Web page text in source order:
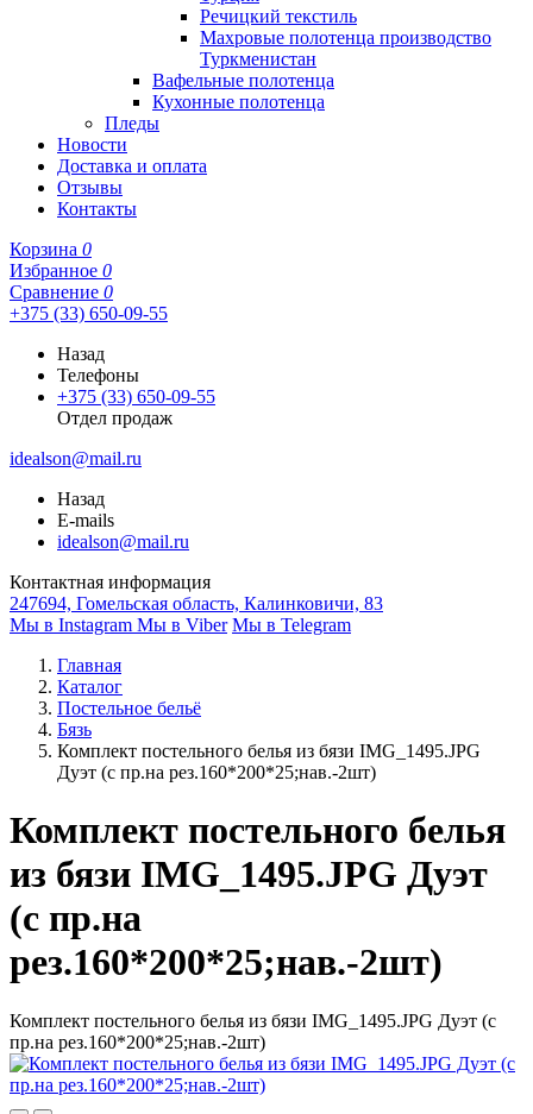
Речицкий текстиль
Махровые полотенца производство
Туркменистан
Вафельные полотенца
Кухонные полотенца
Пледы
Новости
Доставка и оплата
Отзывы
Контакты
Корзина 0
Избранное 0
Сравнение 0
+375 (33) 650-09-55
Назад
Телефоны
+375 (33) 650-09-55
Отдел продаж
idealson@mail.ru
Назад
E-mails
idealson@mail.ru
Контактная информация
247694, Гомельская область, Калинковичи, 83
Мы в Instagram Мы в Viber Мы в Telegram
Главная
Каталог
Постельное бельё
Бязь
Комплект постельного белья из бязи IMG_1495.JPG
Дуэт (с пр.на рез.160*200*25;нав.-2шт)
Комплект постельного белья
из бязи IMG_1495.JPG Дуэт
(с пр.на
рез.160*200*25;нав.-2шт)
Комплект постельного белья из бязи IMG_1495.JPG Дуэт (с
пр.на рез.160*200*25;нав.-2шт)